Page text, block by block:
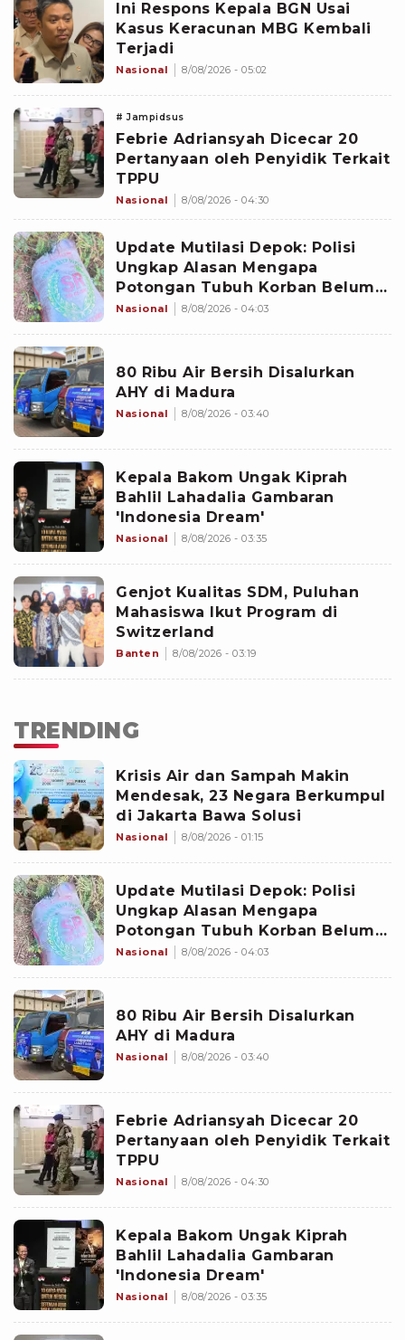
Ini Respons Kepala BGN Usai
Kasus Keracunan MBG Kembali
Terjadi
Nasional 8/08/2026 - 05:02
# Jampidsus
Febrie Adriansyah Dicecar 20
Pertanyaan oleh Penyidik Terkait
TPPU
Nasional 8/08/2026 - 04:30
Update Mutilasi Depok: Polisi
Ungkap Alasan Mengapa
Potongan Tubuh Korban Belum
Juga Ditemukan
Nasional 8/08/2026 - 04:03
80 Ribu Air Bersih Disalurkan
AHY di Madura
Nasional 8/08/2026 - 03:40
Kepala Bakom Ungak Kiprah
Bahlil Lahadalia Gambaran
'Indonesia Dream'
Nasional 8/08/2026 - 03:35
Genjot Kualitas SDM, Puluhan
Mahasiswa Ikut Program di
Switzerland
Banten 8/08/2026 - 03:19
TRENDING
Krisis Air dan Sampah Makin
Mendesak, 23 Negara Berkumpul
di Jakarta Bawa Solusi
Nasional 8/08/2026 - 01:15
Update Mutilasi Depok: Polisi
Ungkap Alasan Mengapa
Potongan Tubuh Korban Belum
Juga Ditemukan
Nasional 8/08/2026 - 04:03
80 Ribu Air Bersih Disalurkan
AHY di Madura
Nasional 8/08/2026 - 03:40
Febrie Adriansyah Dicecar 20
Pertanyaan oleh Penyidik Terkait
TPPU
Nasional 8/08/2026 - 04:30
Kepala Bakom Ungak Kiprah
Bahlil Lahadalia Gambaran
'Indonesia Dream'
Nasional 8/08/2026 - 03:35